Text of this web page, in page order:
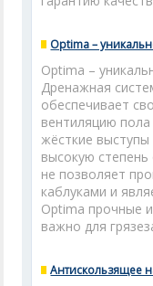
Optima –
Optima –
Дренажная
обеспечивает
вентиляцию
жёсткие
высокую
не позволяет
каблуками и
Optima прочные
важно для
Антискользящее